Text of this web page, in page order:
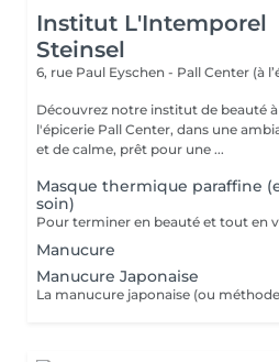
Institut L'Intemporel
Steinsel
6, rue Paul Eyschen - Pall Center (à
Découvrez notre institut de beauté
l'épicerie Pall Center, dans une
et de calme, prêt pour une ...
Masque thermique paraffine
soin)
Manucure
Manucure Japonaise